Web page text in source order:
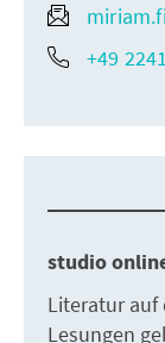
+49
studio
Literatur auf
Lesungen